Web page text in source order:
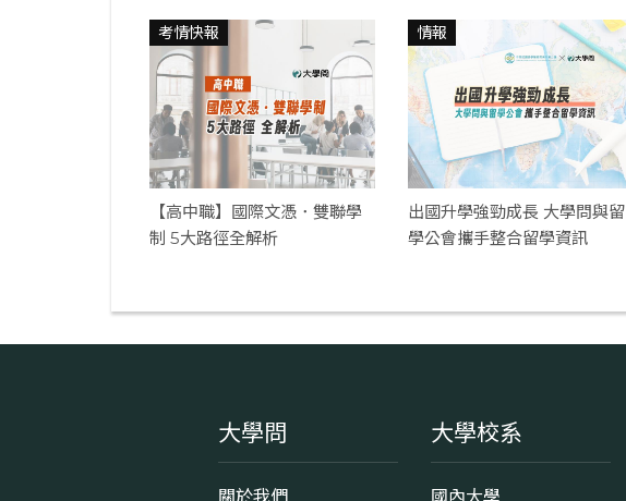
考情快報
【高中職】國際文憑．雙聯學
制 5大路徑全解析
情報
出國升學強勁成長 大學問與留
學公會攜手整合留學資訊
大學問
關於我們
大學校系
國內大學